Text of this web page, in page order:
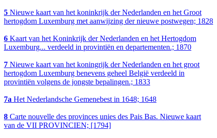
5 Nieuwe kaart van het koninkrijk der Nederlanden en het Groot
hertogdom Luxemburg met aanwijzing der nieuwe postwegen; 1828
6 Kaart van het Koninkrijk der Nederlanden en het Hertogdom
Luxemburg... verdeeld in provintiën en departementen.; 1870
7 Nieuwe kaart van het koningrijk der Nederlanden en het groot
hertogdom Luxemburg benevens geheel België verdeeld in
provintiën volgens de jongste bepalingen.; 1833
7a Het Nederlandsche Gemenebest in 1648; 1648
8 Carte nouvelle des provinces unies des Pais Bas. Nieuwe kaart
van de VII PROVINCIEN; [1794]